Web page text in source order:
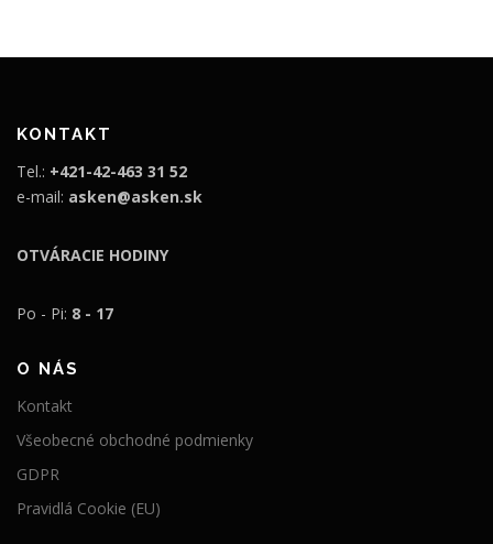
KONTAKT
Tel.: +421-42-463 31 52
e-mail: asken@asken.sk
OTVÁRACIE HODINY
Po - Pi: 8 - 17
O NÁS
Kontakt
Všeobecné obchodné podmienky
GDPR
Pravidlá Cookie (EU)